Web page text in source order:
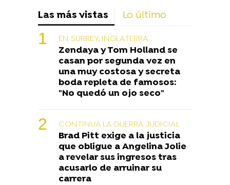
Las más vistas Lo último
EN SURREY, INGLATERRA
Zendaya y Tom Holland se
casan por segunda vez en
una muy costosa y secreta
boda repleta de famosos:
"No quedó un ojo seco"
CONTINUA LA GUERRA JUDICIAL
Brad Pitt exige a la justicia
que obligue a Angelina Jolie
a revelar sus ingresos tras
acusarlo de arruinar su
carrera